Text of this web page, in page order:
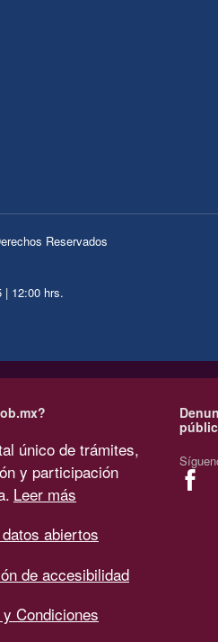
Reservados
| 12:00 hrs.
único de trámites,
y participación
Leer más
abiertos
de accesibilidad
Condiciones